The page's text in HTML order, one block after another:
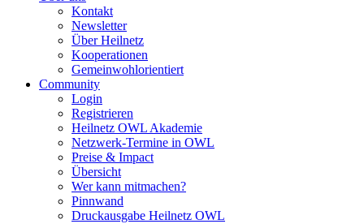
Kontakt
Newsletter
Über Heilnetz
Kooperationen
Gemeinwohlorientiert
Community
Login
Registrieren
Heilnetz OWL Akademie
Netzwerk-Termine in OWL
Preise & Impact
Übersicht
Wer kann mitmachen?
Pinnwand
Druckausgabe Heilnetz OWL